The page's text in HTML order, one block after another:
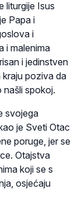
liturgije Isus
Papa i
i
i malenima
i jedinstven
kraju poziva da
našli spokoj.
svojega
je Sveti Otac
poruge, jer se
Otajstva
koji se s
osjećaju